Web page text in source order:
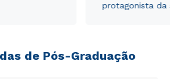
protagonista da
de Pós-Graduação